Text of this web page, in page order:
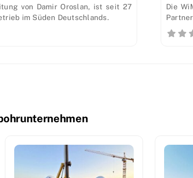
von Damir Oroslan, ist seit 27
im Süden Deutschlands.
Die